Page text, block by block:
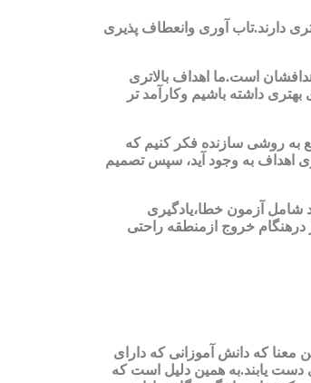
دارند.تاب آوری وانعطاف پذیری
است.ما اهداف بالاتری
داشته باشیم وکارآمد تر
به روشی سازنده فکر کنیم که
اهداف به وجود آید، سپس تصمیم
شامل آزمون خطا،یادگیری
درهنگام خروج ازمنطقه راحتی
که دانش آموزانی که دارای
دست یابند.به همین دلیل است که